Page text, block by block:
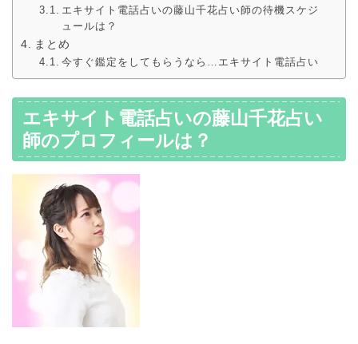
エキサイト電話占いの藤山千花占い師の待機スケジ
ュールは？
まとめ
今すぐ鑑定をしてもらうなら…エキサイト電話占い
エキサイト電話占いの藤山千花占い
師のプロフィールは？